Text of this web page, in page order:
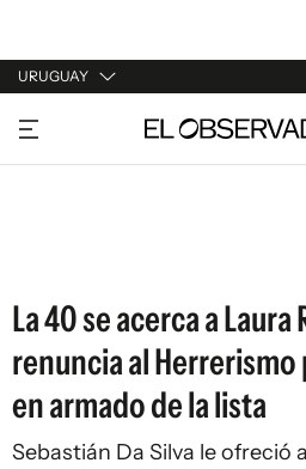
URUGUAY
URUGUAY
ARGENTINA
La 40 se acerca a
renuncia al
en armado de la lista
Sebastián Da Silva le ofreció